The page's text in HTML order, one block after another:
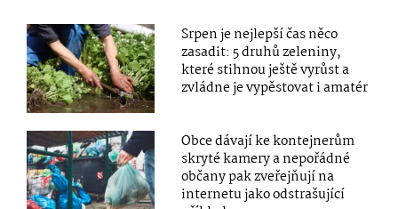
Srpen je nejlepší čas něco
zasadit: 5 druhů zeleniny,
které stihnou ještě vyrůst a
zvládne je vypěstovat i amatér
Obce dávají ke kontejnerům
skryté kamery a nepořádné
občany pak zveřejňují na
internetu jako odstrašující